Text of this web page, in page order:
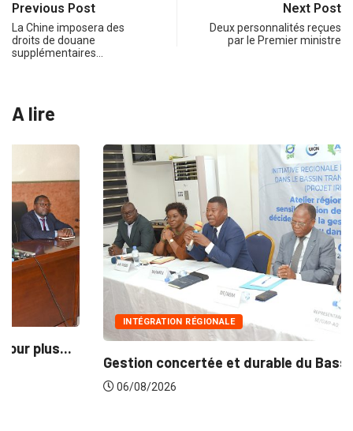
Previous Post
La Chine imposera des
droits de douane
supplémentaires…
Next Post
Deux personnalités reçues
par le Premier ministre
A lire
INTÉGRATION RÉGIONALE
Gestion concertée et durable du Bassin du...